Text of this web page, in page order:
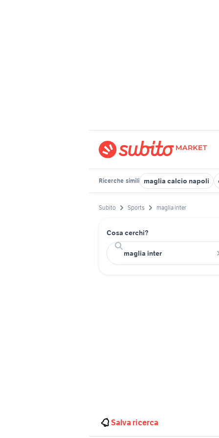
Ricerche simili maglia calcio napoli
Subito Sports maglia inter
Cosa cerchi?
Salva ricerca